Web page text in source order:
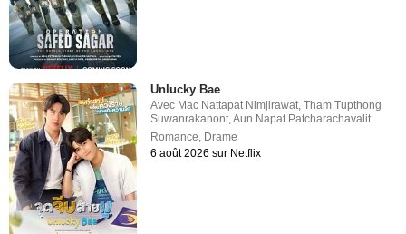
Unlucky Bae
Avec Mac Nattapat Nimjirawat,Tham Tupthong
Suwanrakanont,Aun Napat Patcharachavalit
Romance, Drame
6 août 2026 sur Netflix